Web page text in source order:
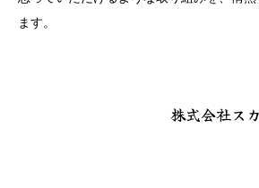
ます。
株式会社ス